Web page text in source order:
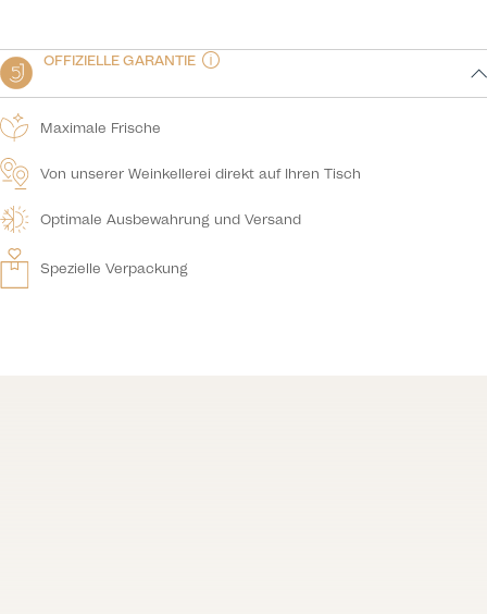
OFFIZIELLE GARANTIE
Maximale Frische
Von unserer Weinkellerei direkt auf Ihren Tisch
Optimale Ausbewahrung und Versand
Spezielle Verpackung